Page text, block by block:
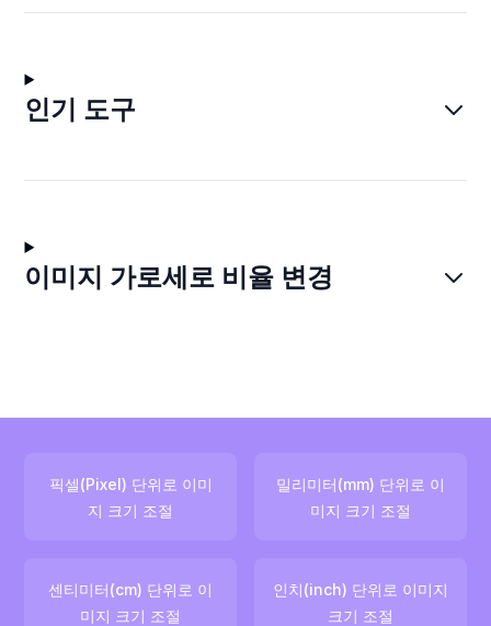
인기 도구
이미지 가로세로 비율 변경
픽셀(Pixel) 단위로 이미
지 크기 조절
밀리미터(mm) 단위로 이
미지 크기 조절
센티미터(cm) 단위로 이
미지 크기 조절
인치(inch) 단위로 이미지
크기 조절